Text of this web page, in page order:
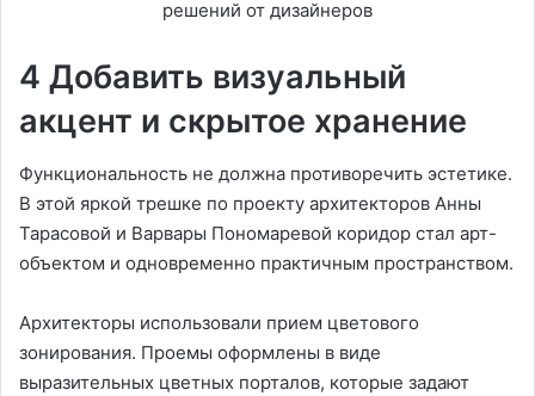
4 Добавить визуальный
акцент и скрытое хранение
Функциональность не должна противоречить эстетике.
В этой яркой трешке по проекту архитекторов Анны
Тарасовой и Варвары Пономаревой коридор стал арт-
объектом и одновременно практичным пространством.
Архитекторы использовали прием цветового
зонирования. Проемы оформлены в виде
выразительных цветных порталов, которые задают